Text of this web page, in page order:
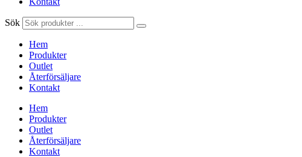
Sök
Hem
Produkter
Outlet
Återförsäljare
Kontakt
Hem
Produkter
Outlet
Återförsäljare
Kontakt